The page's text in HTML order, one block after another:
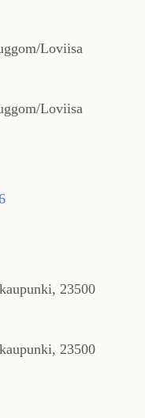
Loviisa
Loviisa
23500
23500